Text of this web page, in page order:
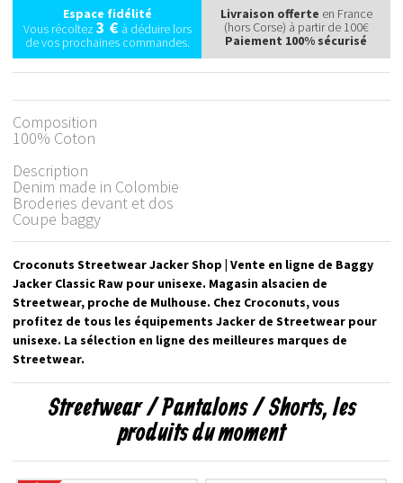
Espace fidélité
Vous récoltez 3 €à déduire lors
de vos prochaines commandes.
Livraison offerte en France
(hors Corse) à partir de 100€
Paiement 100% sécurisé
Composition
100% Coton
Description
Denim made in Colombie
Broderies devant et dos
Coupe baggy
Croconuts Streetwear Jacker Shop | Vente en ligne de Baggy
Jacker Classic Raw pour unisexe. Magasin alsacien de
Streetwear, proche de Mulhouse. Chez Croconuts, vous
profitez de tous les équipements Jacker de Streetwear pour
unisexe. La sélection en ligne des meilleures marques de
Streetwear.
Streetwear / Pantalons / Shorts, les
produits du moment